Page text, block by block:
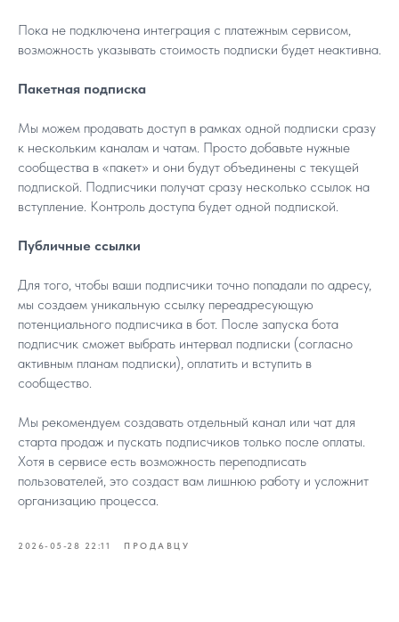
Пока не подключена интеграция с платежным сервисом,
возможность указывать стоимость подписки будет неактивна.
Пакетная подписка
Мы можем продавать доступ в рамках одной подписки сразу
к нескольким каналам и чатам. Просто добавьте нужные
сообщества в «пакет» и они будут объединены с текущей
подпиской. Подписчики получат сразу несколько ссылок на
вступление. Контроль доступа будет одной подпиской.
Публичные ссылки
Для того, чтобы ваши подписчики точно попадали по адресу,
мы создаем уникальную ссылку переадресующую
потенциального подписчика в бот. После запуска бота
подписчик сможет выбрать интервал подписки (согласно
активным планам подписки), оплатить и вступить в
сообщество.
Мы рекомендуем создавать отдельный канал или чат для
старта продаж и пускать подписчиков только после оплаты.
Хотя в сервисе есть возможность переподписать
пользователей, это создаст вам лишнюю работу и усложнит
организацию процесса.
2026-05-28 22:11 ПРОДАВЦУ